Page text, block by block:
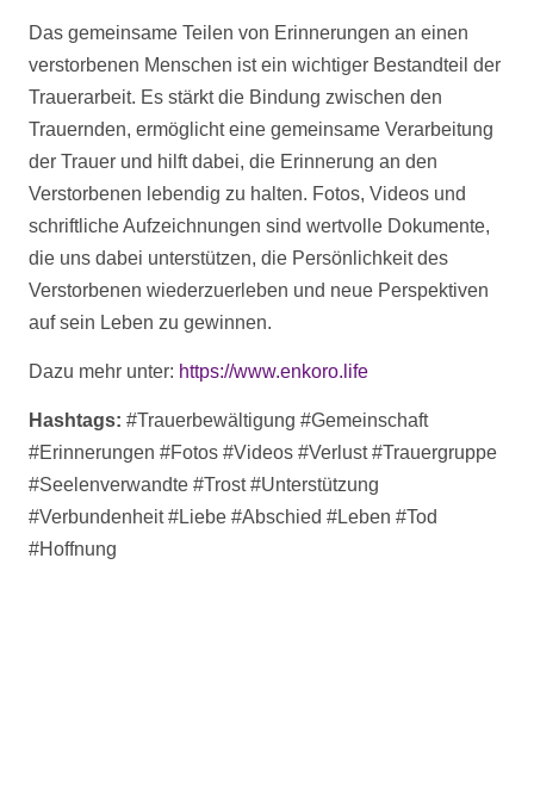
Das gemeinsame Teilen von Erinnerungen an einen
verstorbenen Menschen ist ein wichtiger Bestandteil der
Trauerarbeit. Es stärkt die Bindung zwischen den
Trauernden, ermöglicht eine gemeinsame Verarbeitung
der Trauer und hilft dabei, die Erinnerung an den
Verstorbenen lebendig zu halten. Fotos, Videos und
schriftliche Aufzeichnungen sind wertvolle Dokumente,
die uns dabei unterstützen, die Persönlichkeit des
Verstorbenen wiederzuerleben und neue Perspektiven
auf sein Leben zu gewinnen.
Dazu mehr unter: https://www.enkoro.life
Hashtags: #Trauerbewältigung #Gemeinschaft
#Erinnerungen #Fotos #Videos #Verlust #Trauergruppe
#Seelenverwandte #Trost #Unterstützung
#Verbundenheit #Liebe #Abschied #Leben #Tod
#Hoffnung